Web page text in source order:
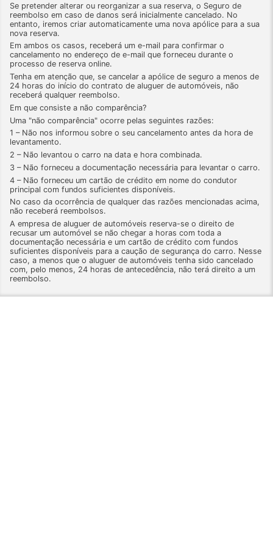
Se pretender alterar ou reorganizar a sua reserva, o Seguro de
reembolso em caso de danos será inicialmente cancelado. No
entanto, iremos criar automaticamente uma nova apólice para a sua
nova reserva.
Em ambos os casos, receberá um e-mail para confirmar o
cancelamento no endereço de e-mail que forneceu durante o
processo de reserva online.
Tenha em atenção que, se cancelar a apólice de seguro a menos de
24 horas do início do contrato de aluguer de automóveis, não
receberá qualquer reembolso.
Em que consiste a não comparência?
Uma "não comparência" ocorre pelas seguintes razões:
1 – Não nos informou sobre o seu cancelamento antes da hora de
levantamento.
2 – Não levantou o carro na data e hora combinada.
3 – Não forneceu a documentação necessária para levantar o carro.
4 – Não forneceu um cartão de crédito em nome do condutor
principal com fundos suficientes disponíveis.
No caso da ocorrência de qualquer das razões mencionadas acima,
não receberá reembolsos.
A empresa de aluguer de automóveis reserva-se o direito de
recusar um automóvel se não chegar a horas com toda a
documentação necessária e um cartão de crédito com fundos
suficientes disponíveis para a caução de segurança do carro. Nesse
caso, a menos que o aluguer de automóveis tenha sido cancelado
com, pelo menos, 24 horas de antecedência, não terá direito a um
reembolso.